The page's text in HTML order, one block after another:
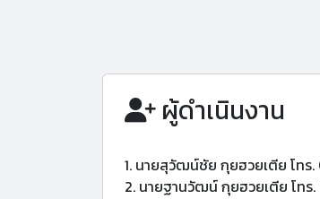
ผู้ดำเนินงาน
1. นายสุวัฒน์ชัย กุยฮวยเตีย โทร.
2. นายฐานวัฒน์ กุยฮวยเตีย โทร